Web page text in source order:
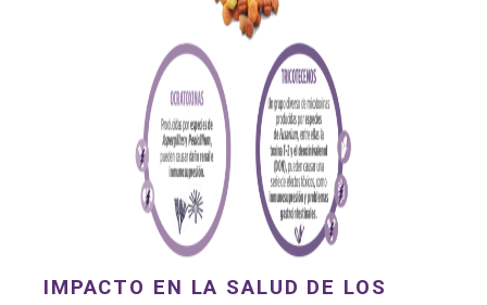
IMPACTO EN LA SALUD DE LOS